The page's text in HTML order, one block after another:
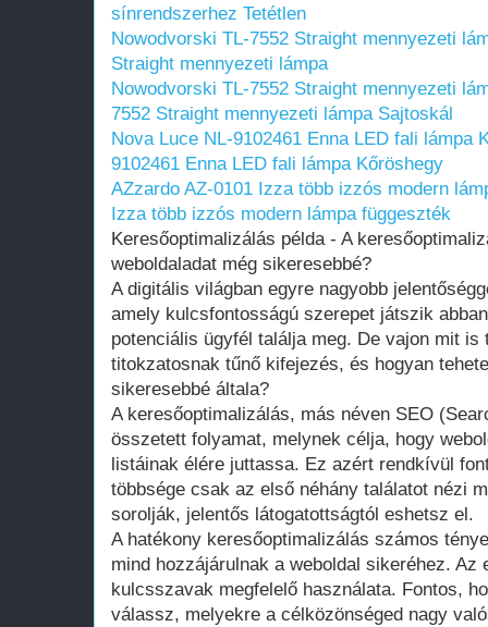
sínrendszerhez Tetétlen
Nowodvorski TL-7552 Straight mennyezeti
Straight mennyezeti lámpa
Nowodvorski TL-7552 Straight mennyezeti
7552 Straight mennyezeti lámpa Sajtoskál
Nova Luce NL-9102461 Enna LED fali lámpa
9102461 Enna LED fali lámpa Kőröshegy
AZzardo AZ-0101 Izza több izzós modern
Izza több izzós modern lámpa függeszték
Keresőoptimalizálás példa - A
weboldaladat még sikeresebbé?
A digitális világban egyre nagyobb
amely kulcsfontosságú szerepet játszik
potenciális ügyfél találja meg. De vajon mit is
titokzatosnak tűnő kifejezés, és hogyan
sikeresebbé általa?
A keresőoptimalizálás, más néven SEO
összetett folyamat, melynek célja, hogy
listáinak élére juttassa. Ez azért rendkívül
többsége csak az első néhány találatot nézi
sorolják, jelentős látogatottságtól eshetsz el.
A hatékony keresőoptimalizálás számos
mind hozzájárulnak a weboldal sikeréhez. Az
kulcsszavak megfelelő használata. Fontos,
válassz, melyekre a célközönséged nagy